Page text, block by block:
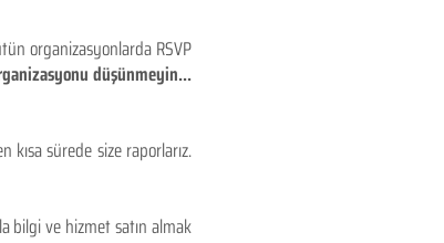
organizasyonlarda RSVP
düşünmeyin...
kısa sürede size raporlarız.
bilgi ve hizmet satın almak